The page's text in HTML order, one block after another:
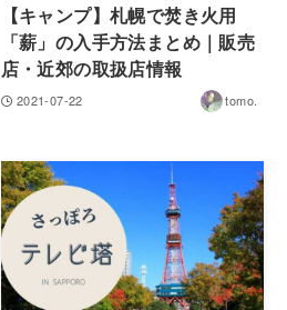
【キャンプ】札幌で焚き火用
「薪」の入手方法まとめ｜販売
店・近郊の取扱店情報
2021-07-22 tomo.